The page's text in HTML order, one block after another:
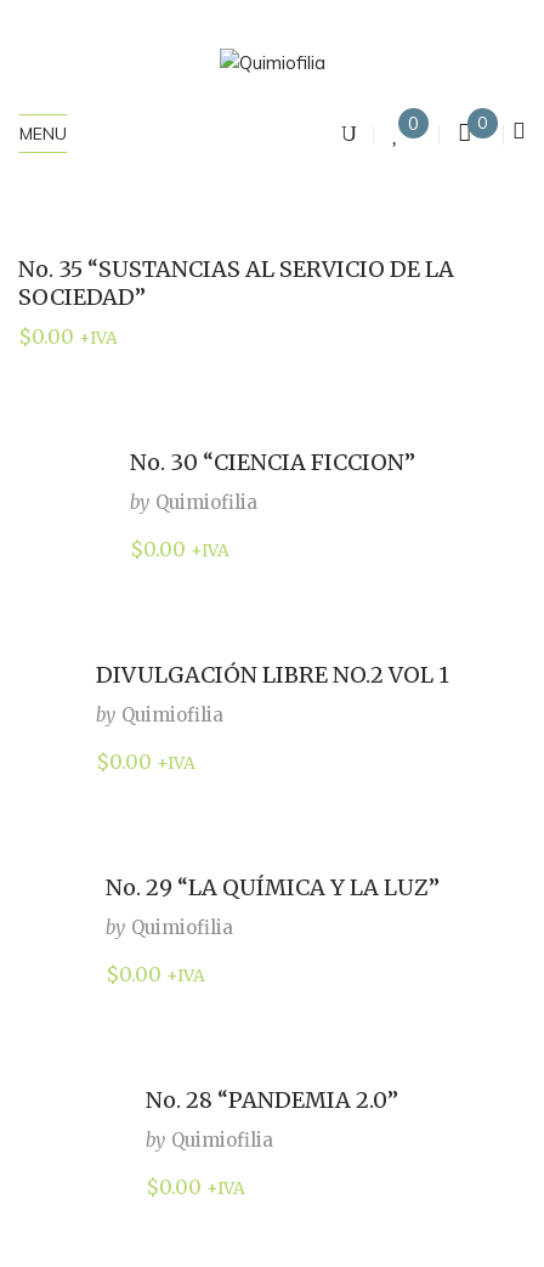
MENU 0 0
No. 35 “SUSTANCIAS AL SERVICIO DE LA
SOCIEDAD”
$0.00 +IVA
No. 30 “CIENCIA FICCION”
by Quimiofilia
$0.00 +IVA
DIVULGACIÓN LIBRE NO.2 VOL 1
by Quimiofilia
$0.00 +IVA
No. 29 “LA QUÍMICA Y LA LUZ”
by Quimiofilia
$0.00 +IVA
No. 28 “PANDEMIA 2.0”
by Quimiofilia
$0.00 +IVA